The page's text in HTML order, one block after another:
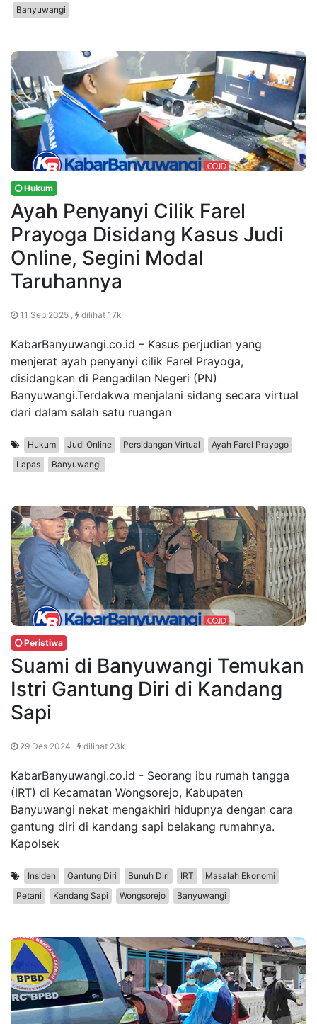
Banyuwangi
Hukum
Ayah Penyanyi Cilik Farel
Prayoga Disidang Kasus Judi
Online, Segini Modal
Taruhannya
11 Sep 2025 , dilihat 17k
KabarBanyuwangi.co.id – Kasus perjudian yang
menjerat ayah penyanyi cilik Farel Prayoga,
disidangkan di Pengadilan Negeri (PN)
Banyuwangi.Terdakwa menjalani sidang secara virtual
dari dalam salah satu ruangan
Hukum Judi Online Persidangan Virtual
Ayah Farel Prayogo
Lapas
Banyuwangi
Peristiwa
Suami di Banyuwangi Temukan
Istri Gantung Diri di Kandang
Sapi
29 Des 2024 , dilihat 23k
KabarBanyuwangi.co.id - Seorang ibu rumah tangga
(IRT) di Kecamatan Wongsorejo, Kabupaten
Banyuwangi nekat mengakhiri hidupnya dengan cara
gantung diri di kandang sapi belakang rumahnya.
Kapolsek
Insiden Gantung Diri Bunuh Diri IRT
Masalah Ekonomi
Petani
Kandang Sapi Wongsorejo Banyuwangi